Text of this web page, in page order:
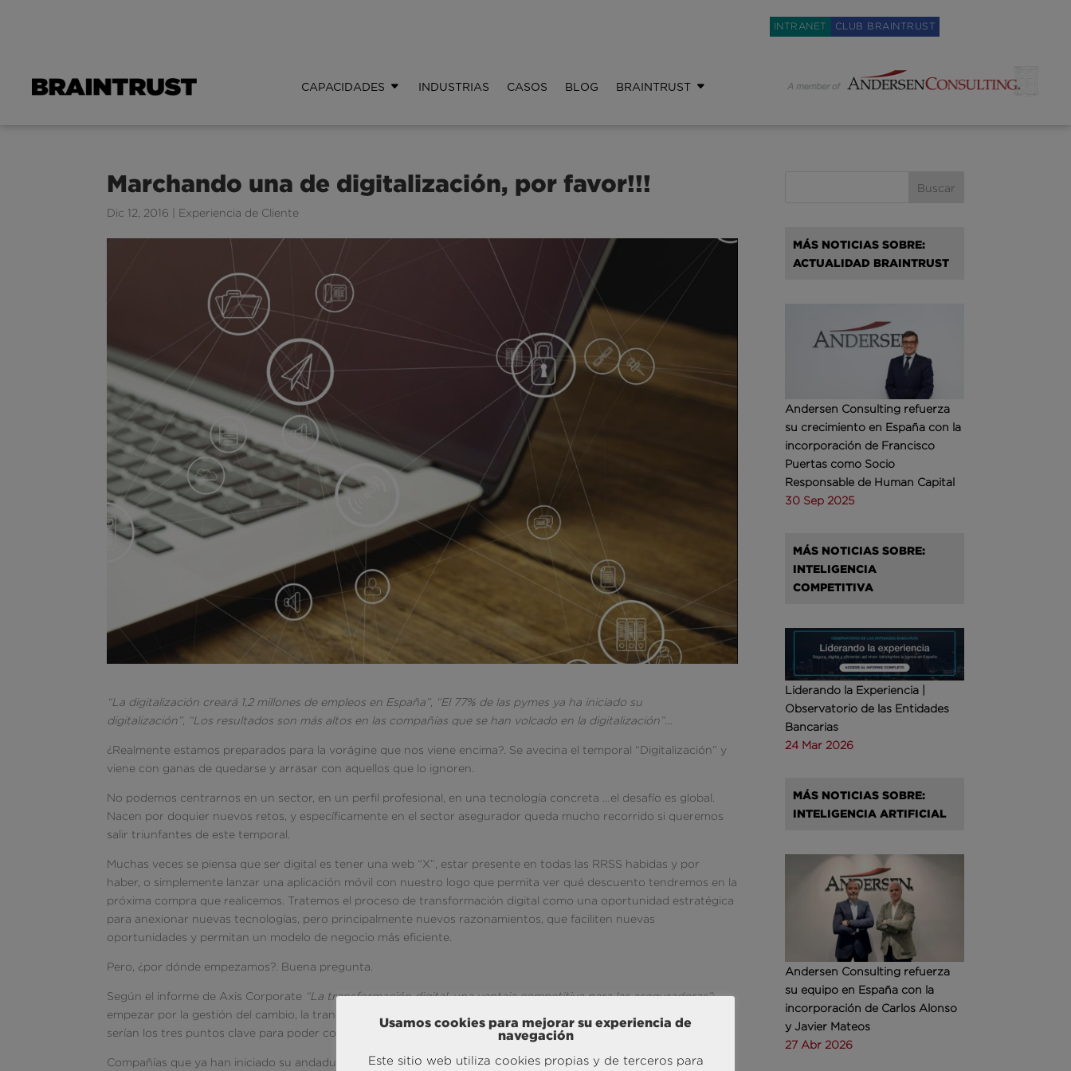
INTRANET CLUB BRAINTRUST
CAPACIDADES INDUSTRIAS CASOS BLOG BRAINTRUST
Marchando una de digitalización, por favor!!!
Dic 12, 2016 Experiencia de Cliente
“La digitalización creará 1,2 millones de empleos en España”, “El 77% de las pymes ya ha iniciado su
digitalización”, “Los resultados son más altos en las compañías que se han volcado en la digitalización”…
¿Realmente estamos preparados para la vorágine que nos viene encima?. Se avecina el temporal “Digitalización” y
viene con ganas de quedarse y arrasar con aquellos que lo ignoren.
No podemos centrarnos en un sector, en un perfil profesional, en una tecnología concreta …el desafío es global.
Nacen por doquier nuevos retos, y específicamente en el sector asegurador queda mucho recorrido si queremos
salir triunfantes de este temporal.
Muchas veces se piensa que ser digital es tener una web “X”, estar presente en todas las RRSS habidas y por
haber, o simplemente lanzar una aplicación móvil con nuestro logo que permita ver qué descuento tendremos en la
próxima compra que realicemos. Tratemos el proceso de transformación digital como una oportunidad estratégica
para anexionar nuevas tecnologías, pero principalmente nuevos razonamientos, que faciliten nuevas
oportunidades y permitan un modelo de negocio más eficiente.
Pero, ¿por dónde empezamos?. Buena pregunta.
Según el informe de Axis Corporate “La transformación digital, una ventaja competitiva para las aseguradoras”;
empezar por la gestión del cambio, la transformación de la cultura de la organización y la inversión económica
serían los tres puntos clave para poder comenzar el recorrido (casi nada!).
Compañías que ya han iniciado su andadura, han enfocado el eje de su transformación digital en el cliente.
MÁS NOTICIAS SOBRE:
ACTUALIDAD BRAINTRUST
Andersen Consulting refuerza
su crecimiento en España con la
incorporación de Francisco
Puertas como Socio
Responsable de Human Capital
30 Sep 2025
MÁS NOTICIAS SOBRE:
INTELIGENCIA
COMPETITIVA
Liderando la Experiencia |
Observatorio de las Entidades
Bancarias
24 Mar 2026
MÁS NOTICIAS SOBRE:
INTELIGENCIA ARTIFICIAL
Andersen Consulting refuerza
su equipo en España con la
incorporación de Carlos Alonso
y Javier Mateos
27 Abr 2026
Usamos cookies para mejorar su experiencia de
navegación
Este sitio web utiliza cookies propias y de terceros para